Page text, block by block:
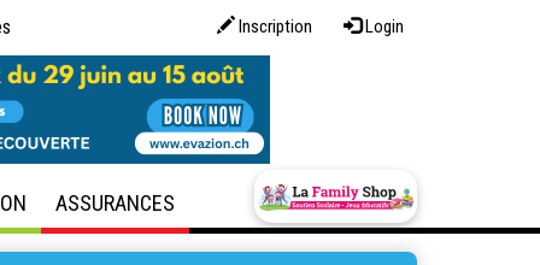
Inscription Login
ASSURANCES